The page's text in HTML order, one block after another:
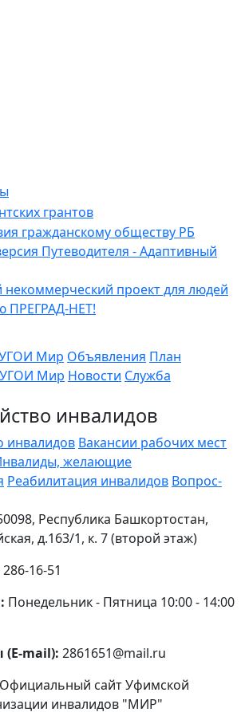
Мир Объявления План
Мир Новости Служба
инвалидов
инвалидов Вакансии рабочих мест
желающие
Реабилитация инвалидов Вопрос-
Республика Башкортостан,
д.163/1, к. 7 (второй этаж)
16-51
Понедельник - Пятница 10:00 - 14:00
(E-mail): 2861651@mail.ru
Официальный сайт Уфимской
инвалидов "МИР"